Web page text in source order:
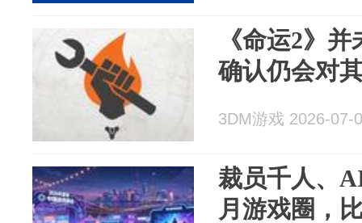
《命运2》
确认仍会对
3DM游戏 2026-07-
裁员千人、
月游戏圈，